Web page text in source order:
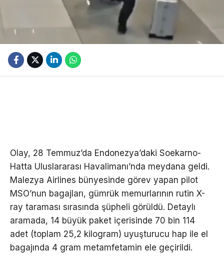
Olay, 28 Temmuz’da Endonezya’daki Soekarno-
Hatta Uluslararası Havalimanı’nda meydana geldi.
Malezya Airlines bünyesinde görev yapan pilot
MSO’nun bagajları, gümrük memurlarının rutin X-
ray taraması sırasında şüpheli görüldü. Detaylı
aramada, 14 büyük paket içerisinde 70 bin 114
adet (toplam 25,2 kilogram) uyuşturucu hap ile el
bagajında 4 gram metamfetamin ele geçirildi.